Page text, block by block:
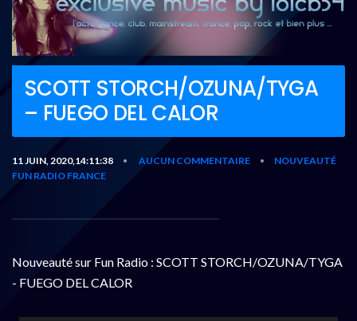
SCOTT STORCH/OZUNA/TYGA
– FUEGO DEL CALOR
11 JUIN, 2020,14:11:38 • AUCUN COMMENTAIRE •
NOUVEAUTÉ
FUN RADIO FRANCE
Nouveauté sur Fun Radio : SCOTT STORCH/OZUNA/TYGA
- FUEGO DEL CALOR